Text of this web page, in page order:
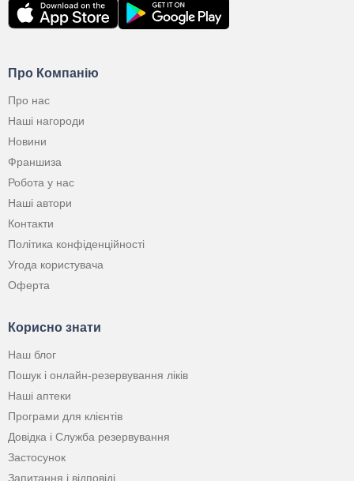
Про Компанію
Про нас
Наші нагороди
Новини
Франшиза
Робота у нас
Наші автори
Контакти
Політика конфіденційності
Угода користувача
Оферта
Корисно знати
Наш блог
Пошук і онлайн-резервування ліків
Наші аптеки
Програми для клієнтів
Довідка і Служба резервування
Застосунок
Запитання і відповіді